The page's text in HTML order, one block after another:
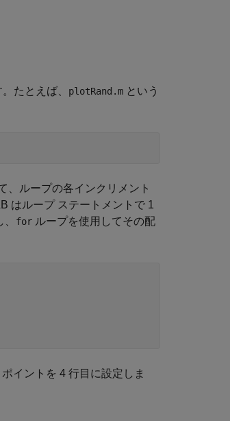
たとえば、 plotRand.m という
、ループの各インクリメント
はループ ステートメントで 1
for ループを使用してその配
イントを 4 行目に設定しま